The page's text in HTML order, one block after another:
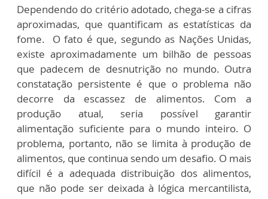
Dependendo do critério adotado, chega-se a cifras
aproximadas, que quantificam as estatísticas da
fome. O fato é que, segundo as Nações Unidas,
existe aproximadamente um bilhão de pessoas
que padecem de desnutrição no mundo. Outra
constatação persistente é que o problema não
decorre da escassez de alimentos. Com a
produção atual, seria possível garantir
alimentação suficiente para o mundo inteiro. O
problema, portanto, não se limita à produção de
alimentos, que continua sendo um desafio. O mais
difícil é a adequada distribuição dos alimentos,
que não pode ser deixada à lógica mercantilista,